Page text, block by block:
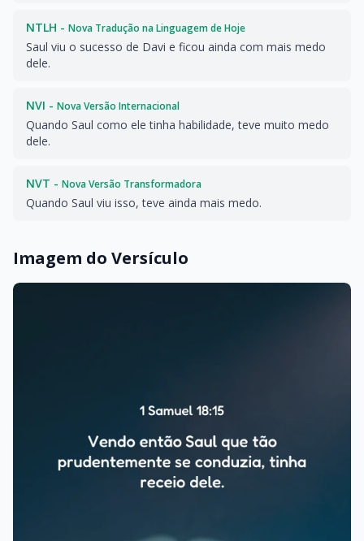
NTLH - Nova Tradução na Linguagem de Hoje
Saul viu o sucesso de Davi e ficou ainda com mais medo
dele.
NVI - Nova Versão Internacional
Quando Saul como ele tinha habilidade, teve muito medo
dele.
NVT - Nova Versão Transformadora
Quando Saul viu isso, teve ainda mais medo.
Imagem do Versículo